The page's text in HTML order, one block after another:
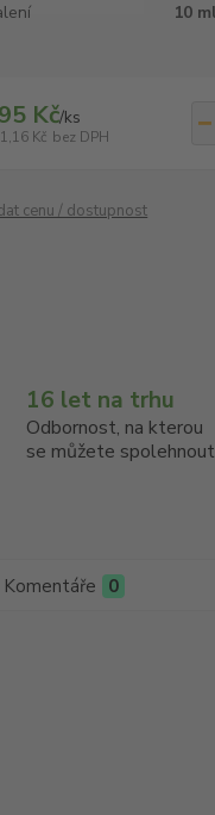
10 ml
Kč/ks
Kč bez DPH
cenu / dostupnost
16 let na trhu
Odbornost, na kterou
se můžete spolehnout
Komentáře 0